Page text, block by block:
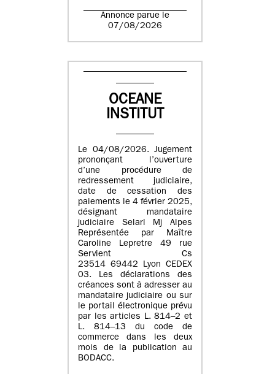
Annonce parue le
07/08/2026
OCEANE
INSTITUT
Le 04/08/2026. Jugement
prononçant l’ouverture
d’une procédure de
redressement judiciaire,
date de cessation des
paiements le 4 février 2025,
désignant mandataire
judiciaire Selarl Mj Alpes
Représentée par Maître
Caroline Lepretre 49 rue
Servient Cs
23514 69442 Lyon CEDEX
03. Les déclarations des
créances sont à adresser au
mandataire judiciaire ou sur
le portail électronique prévu
par les articles L. 814–2 et
L. 814–13 du code de
commerce dans les deux
mois de la publication au
BODACC.